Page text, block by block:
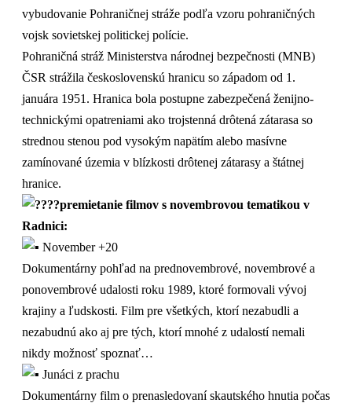
vybudovanie Pohraničnej stráže podľa vzoru pohraničných
vojsk sovietskej politickej polície.
Pohraničná stráž Ministerstva národnej bezpečnosti (MNB)
ČSR strážila československú hranicu so západom od 1.
januára 1951. Hranica bola postupne zabezpečená ženijno-
technickými opatreniami ako trojstenná drôtená zátarasa so
strednou stenou pod vysokým napätím alebo masívne
zamínované územia v blízkosti drôtenej zátarasy a štátnej
hranice.
premietanie filmov s novembrovou tematikou v
Radnici:
November +20
Dokumentárny pohľad na prednovembrové, novembrové a
ponovembrové udalosti roku 1989, ktoré formovali vývoj
krajiny a ľudskosti. Film pre všetkých, ktorí nezabudli a
nezabudnú ako aj pre tých, ktorí mnohé z udalostí nemali
nikdy možnosť spoznať…
Junáci z prachu
Dokumentárny film o prenasledovaní skautského hnutia počas